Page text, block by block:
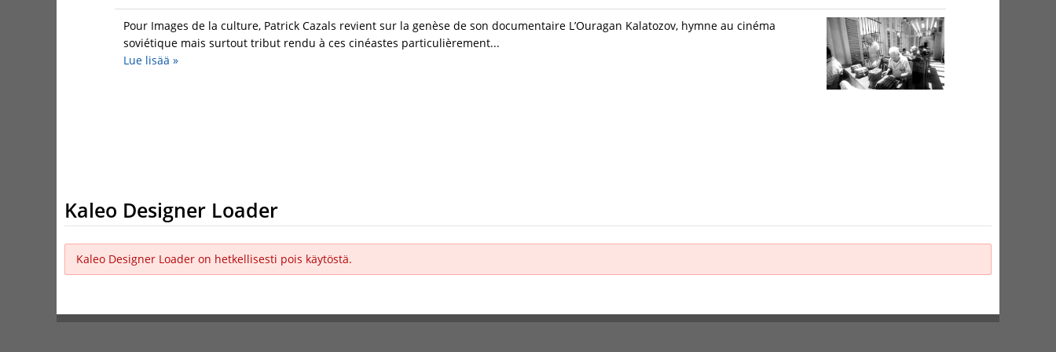
Pour Images de la culture, Patrick Cazals revient sur la genèse de son documentaire L’Ouragan Kalatozov, hymne au cinéma
soviétique mais surtout tribut rendu à ces cinéastes particulièrement...
Lue lisää »
Kaleo Designer Loader
Kaleo Designer Loader on hetkellisesti pois käytöstä.